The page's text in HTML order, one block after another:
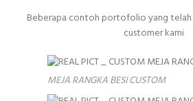
Beberapa contoh portofolio yang telah
customer kami
MEJA RANGKA BESI CUSTOM